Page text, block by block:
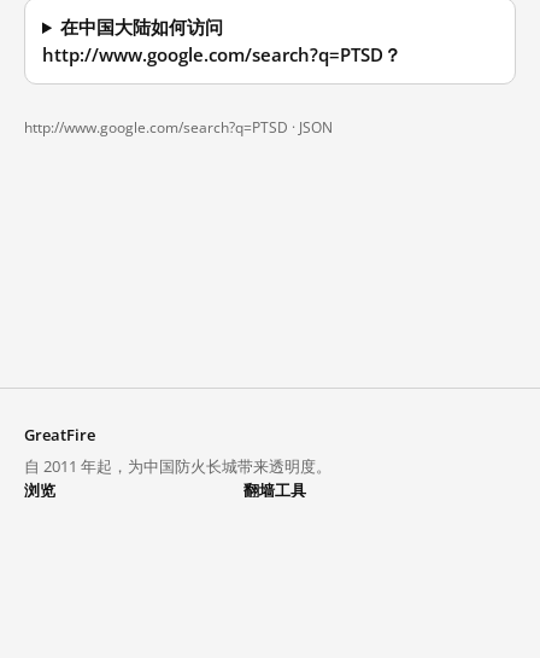
在中国大陆如何访问
http://www.google.com/search?q=PTSD？
http://www.google.com/search?q=PTSD · JSON
GreatFire
自 2011 年起，为中国防火长城带来透明度。
浏览
翻墙工具